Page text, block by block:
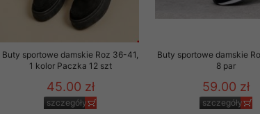
Buty sportowe damskie Roz 36-41,
1 kolor Paczka 12 szt
45.00 zł
szczegóły
Buty sportowe damskie
8 par
59.00 zł
szczegóły